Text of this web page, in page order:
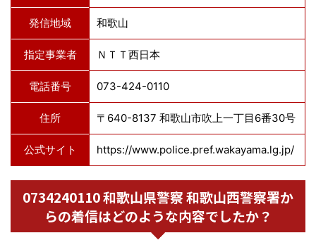
発信地域 和歌山
指定事業者 ＮＴＴ西日本
電話番号 073-424-0110
住所 〒640-8137 和歌山市吹上一丁目6番30号
公式サイト https://www.police.pref.wakayama.lg.jp/
0734240110 和歌山県警察 和歌山西警察署か
らの着信はどのような内容でしたか？